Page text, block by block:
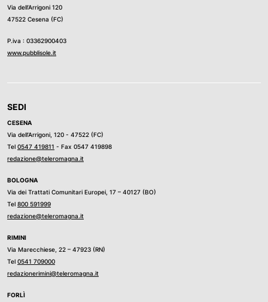
Via dell’Arrigoni 120
47522 Cesena (FC)
P.iva : 03362900403
www.pubblisole.it
SEDI
CESENA
Via dell’Arrigoni, 120 - 47522 (FC)
Tel 0547 419811 - Fax 0547 419898
redazione@teleromagna.it
BOLOGNA
Via dei Trattati Comunitari Europei, 17 – 40127 (BO)
Tel 800 591999
redazione@teleromagna.it
RIMINI
Via Marecchiese, 22 – 47923 (RN)
Tel 0541 709000
redazionerimini@teleromagna.it
FORLÌ